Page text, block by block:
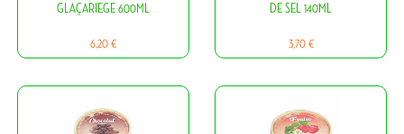
GLAÇARIEGE 600ML
Prix
6,20 €
DE SEL 140ML
Prix
3,70 €